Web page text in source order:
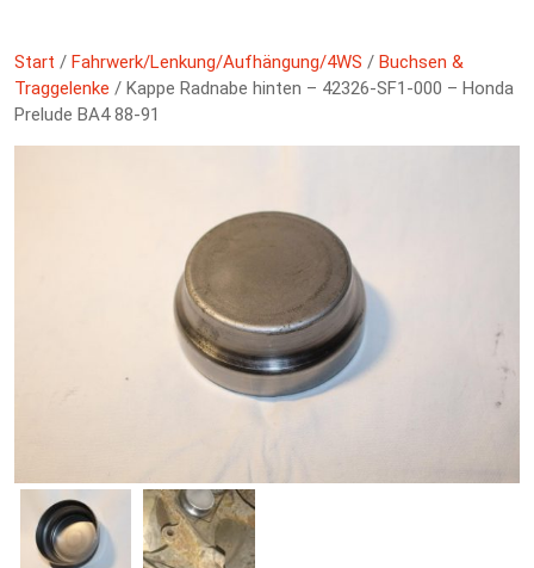
Start / Fahrwerk/Lenkung/Aufhängung/4WS / Buchsen &
Traggelenke / Kappe Radnabe hinten – 42326-SF1-000 – Honda
Prelude BA4 88-91